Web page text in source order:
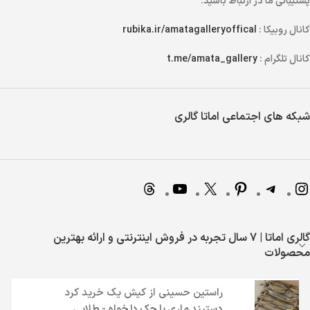
کانال روبیکا : rubika.ir/amatagalleryoffical
کانال تلگرام :t.me/amata_gallery
شبکه های اجتماعی اماتا گالری
گالری اماتا | 7 سال تجربه در فروش اینترنتی و ارائه بهترین
محصولات
راستین حسینی ازکیش یک خرید کرد